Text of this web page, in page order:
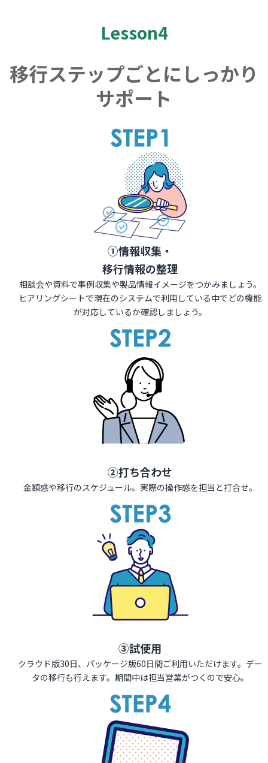
Lesson4
移行ステップごとにしっかり
サポート
①情報収集・
移行情報の整理
相談会や資料で事例収集や製品情報イメージをつかみましょう。
ヒアリングシートで現在のシステムで利用している中でどの機能
が対応しているか確認しましょう。
②打ち合わせ
金額感や移行のスケジュール。実際の操作感を担当と打合せ。
③試使用
クラウド版30日、パッケージ版60日間ご利用いただけます。デー
タの移行も行えます。期間中は担当営業がつくので安心。